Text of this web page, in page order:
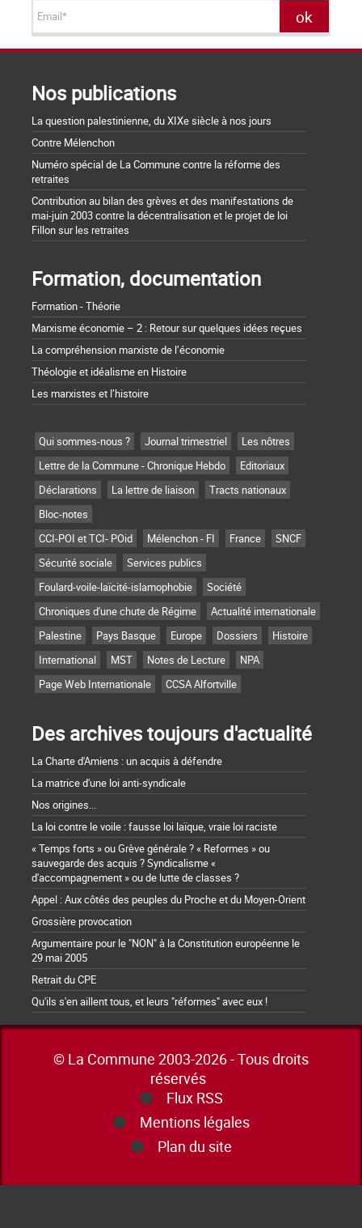
Nos publications
La question palestinienne, du XIXe siècle à nos jours
Contre Mélenchon
Numéro spécial de La Commune contre la réforme des
retraites
Contribution au bilan des grèves et des manifestations de
mai-juin 2003 contre la décentralisation et le projet de loi
Fillon sur les retraites
Formation, documentation
Formation - Théorie
Marxisme économie – 2 : Retour sur quelques idées reçues
La compréhension marxiste de l’économie
Théologie et idéalisme en Histoire
Les marxistes et l’histoire
Qui sommes-nous ? Journal trimestriel
Les nôtres
Lettre de la Commune - Chronique Hebdo
Editoriaux
Déclarations
La lettre de liaison
Tracts nationaux
Bloc-notes
CCI-POI et TCI- POid
Mélenchon - FI France
SNCF
Sécurité sociale
Services publics
Foulard-voile-laïcité-islamophobie
Société
Chroniques d'une chute de Régime
Actualité internationale
Palestine
Pays Basque Europe Dossiers
Histoire
International
MST Notes de Lecture
NPA
Page Web Internationale
CCSA Alfortville
Des archives toujours d'actualité
La Charte d'Amiens : un acquis à défendre
La matrice d'une loi anti-syndicale
Nos origines...
La loi contre le voile : fausse loi laïque, vraie loi raciste
« Temps forts » ou Grève générale ? « Reformes » ou
sauvegarde des acquis ? Syndicalisme «
d'accompagnement » ou de lutte de classes ?
Appel : Aux côtés des peuples du Proche et du Moyen-Orient
Grossière provocation
Argumentaire pour le "NON" à la Constitution européenne le
29 mai 2005
Retrait du CPE
Qu'ils s'en aillent tous, et leurs "réformes" avec eux !
© La Commune 2003-2026 - Tous droits
réservés
Flux RSS
Mentions légales
Plan du site